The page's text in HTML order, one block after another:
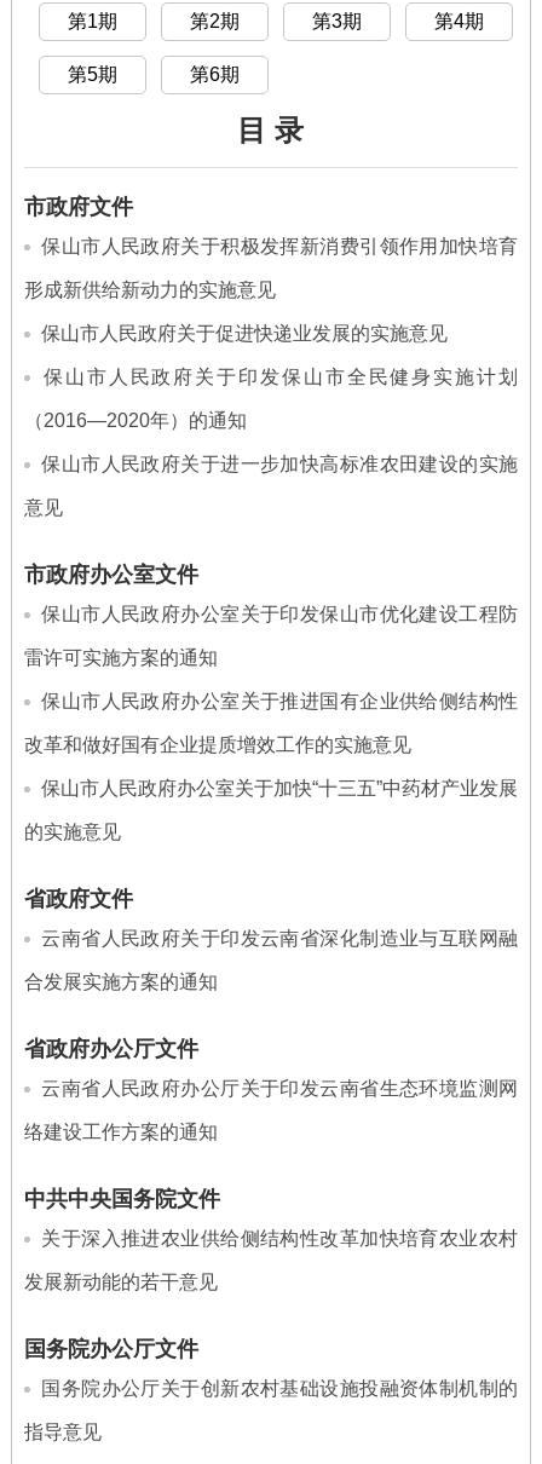
第1期 第2期 第3期 第4期
第5期 第6期
目 录
市政府文件
保山市人民政府关于积极发挥新消费引领作用加快培育
形成新供给新动力的实施意见
保山市人民政府关于促进快递业发展的实施意见
保山市人民政府关于印发保山市全民健身实施计划
（2016—2020年）的通知
保山市人民政府关于进一步加快高标准农田建设的实施
意见
市政府办公室文件
保山市人民政府办公室关于印发保山市优化建设工程防
雷许可实施方案的通知
保山市人民政府办公室关于推进国有企业供给侧结构性
改革和做好国有企业提质增效工作的实施意见
保山市人民政府办公室关于加快“十三五”中药材产业发展
的实施意见
省政府文件
云南省人民政府关于印发云南省深化制造业与互联网融
合发展实施方案的通知
省政府办公厅文件
云南省人民政府办公厅关于印发云南省生态环境监测网
络建设工作方案的通知
中共中央国务院文件
关于深入推进农业供给侧结构性改革加快培育农业农村
发展新动能的若干意见
国务院办公厅文件
国务院办公厅关于创新农村基础设施投融资体制机制的
指导意见